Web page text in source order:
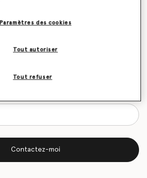
Contactez-moi
Paramètres des cookies
Tout refuser
Tout autoriser